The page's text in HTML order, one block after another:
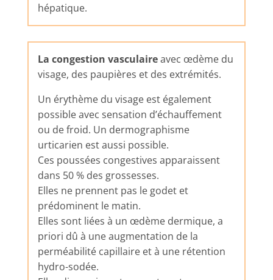
hépatique.
La congestion vasculaireavec œdème du
visage, des paupières et des extrémités.
Un érythème du visage est également
possible avec sensation d’échauffement
ou de froid. Un dermographisme
urticarien est aussi possible.
Ces poussées congestives apparaissent
dans 50 % des grossesses.
Elles ne prennent pas le godet et
prédominent le matin.
Elles sont liées à un œdème dermique, a
priori dû à une augmentation de la
perméabilité capillaire et à une rétention
hydro-sodée.